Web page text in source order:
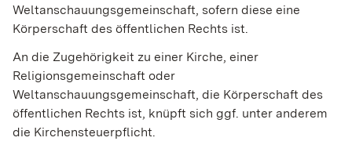
Weltanschauungsgemeinschaft, sofern diese eine
Körperschaft des öffentlichen Rechts ist.
An die Zugehörigkeit zu einer Kirche, einer
Religionsgemeinschaft oder
Weltanschauungsgemeinschaft, die Körperschaft des
öffentlichen Rechts ist, knüpft sich ggf. unter anderem
die Kirchensteuerpflicht.